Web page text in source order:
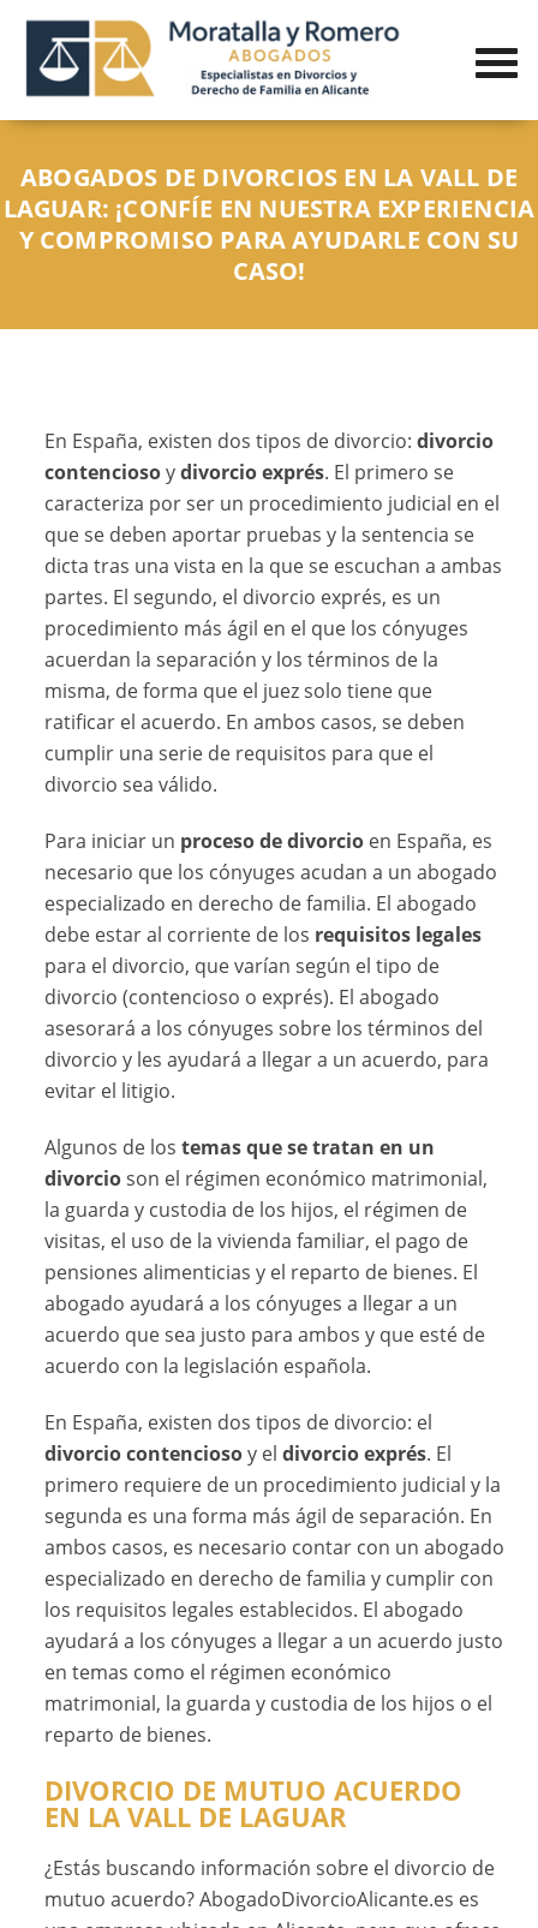
ABOGADOS DE DIVORCIOS EN LA VALL DE
LAGUAR: ¡CONFÍE EN NUESTRA EXPERIENCIA
Y COMPROMISO PARA AYUDARLE CON SU
CASO!
En España, existen dos tipos de divorcio:divorcio
contenciosoydivorcio exprés. El primero se
caracteriza por ser un procedimiento judicial en el
que se deben aportar pruebas y la sentencia se
dicta tras una vista en la que se escuchan a ambas
partes. El segundo, el divorcio exprés, es un
procedimiento más ágil en el que los cónyuges
acuerdan la separación y los términos de la
misma, de forma que el juez solo tiene que
ratificar el acuerdo. En ambos casos, se deben
cumplir una serie de requisitos para que el
divorcio sea válido.
Para iniciar un proceso de divorcio en España, es
necesario que los cónyuges acudan a un abogado
especializado en derecho de familia. El abogado
debe estar al corriente de los requisitos legales
para el divorcio, que varían según el tipo de
divorcio (contencioso o exprés). El abogado
asesorará a los cónyuges sobre los términos del
divorcio y les ayudará a llegar a un acuerdo, para
evitar el litigio.
Algunos de lostemas que se tratan en un
divorcioson el régimen económico matrimonial,
la guarda y custodia de los hijos, el régimen de
visitas, el uso de la vivienda familiar, el pago de
pensiones alimenticias y el reparto de bienes. El
abogado ayudará a los cónyuges a llegar a un
acuerdo que sea justo para ambos y que esté de
acuerdo con la legislación española.
En España, existen dos tipos de divorcio: el
divorcio contenciosoy eldivorcio exprés. El
primero requiere de un procedimiento judicial y la
segunda es una forma más ágil de separación. En
ambos casos, es necesario contar con un abogado
especializado en derecho de familia y cumplir con
los requisitos legales establecidos. El abogado
ayudará a los cónyuges a llegar a un acuerdo justo
en temas como el régimen económico
matrimonial, la guarda y custodia de los hijos o el
reparto de bienes.
DIVORCIO DE MUTUO ACUERDO
EN LA VALL DE LAGUAR
¿Estás buscando información sobre el divorcio de
mutuo acuerdo? AbogadoDivorcioAlicante.es es